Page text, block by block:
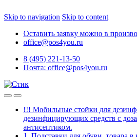
Skip to navigation Skip to content
Оставить заявку можно в
office@pos4you.ru
8 (495) 221-13-50
Почта: office@pos4you.ru
!!! Мобильные стойки для
дезинфицирующих средств с
антисептиком.